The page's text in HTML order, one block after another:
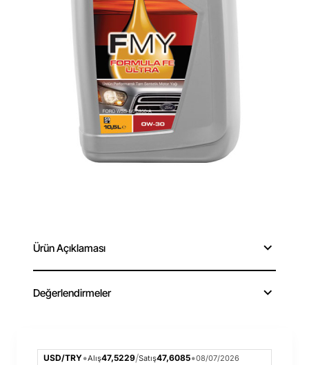
Ürün Açıklaması
Değerlendirmeler
USD/TRY•Alış47,5229/Satış47,6085•08/07/2026